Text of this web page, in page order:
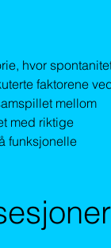
hvor
faktorene
mellom
med riktige
funksjonelle